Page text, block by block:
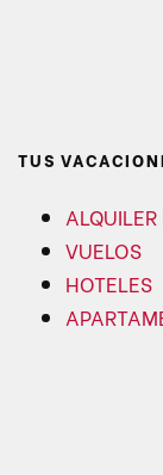
TUS
VUELOS
HOTELES